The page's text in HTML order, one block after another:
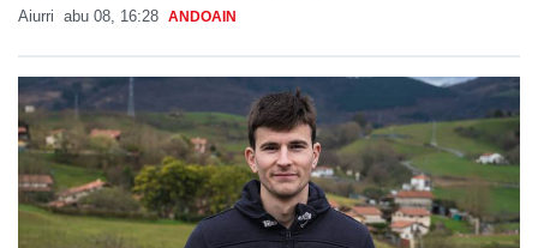
Aiurri abu 08, 16:28 ANDOAIN